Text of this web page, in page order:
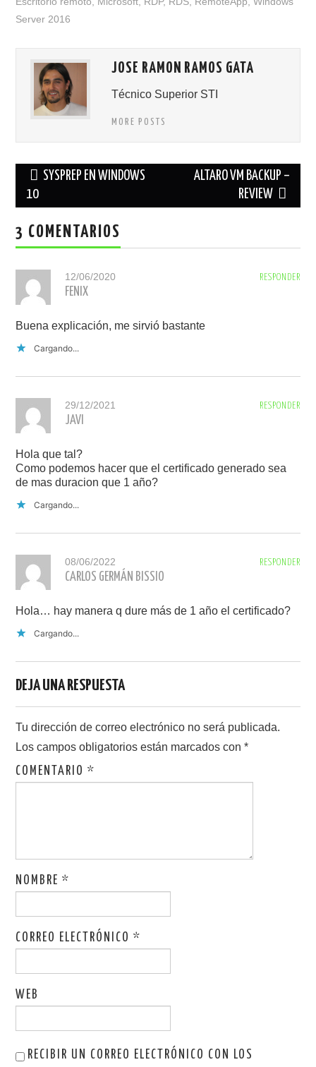
Server 2016
JOSE RAMON RAMOS GATA
Técnico Superior STI
MORE POSTS
Navegación
de
SYSPREP EN WINDOWS
10
ALTARO VM BACKUP –
REVIEW
3 COMENTARIOS
RESPONDER
12/06/2020
FENIX
Buena explicación, me sirvió bastante
Cargando...
RESPONDER
29/12/2021
JAVI
Hola que tal?
Como podemos hacer que el certificado generado sea
de mas duracion que 1 año?
Cargando...
RESPONDER
08/06/2022
CARLOS GERMÁN BISSIO
Hola… hay manera q dure más de 1 año el certificado?
Cargando...
DEJA UNA RESPUESTA
Tu dirección de correo electrónico no será publicada.
Los campos obligatorios están marcados con*
COMENTARIO*
NOMBRE*
CORREO ELECTRÓNICO*
WEB
RECIBIR UN CORREO ELECTRÓNICO CON LOS